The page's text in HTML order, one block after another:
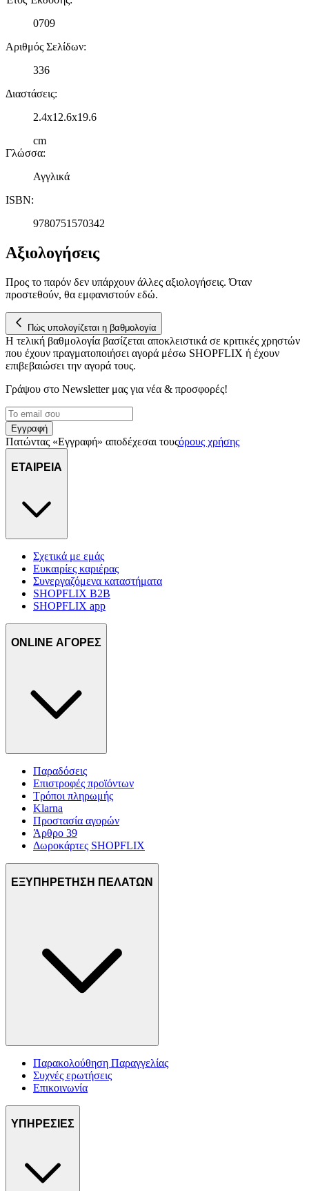
0709
Αριθμός Σελίδων:
336
Διαστάσεις:
2.4x12.6x19.6
cm
Γλώσσα:
Αγγλικά
ISBN:
9780751570342
Αξιολογήσεις
Προς το παρόν δεν υπάρχουν άλλες αξιολογήσεις. Όταν
προστεθούν, θα εμφανιστούν εδώ.
Πώς υπολογίζεται η βαθμολογία
Η τελική βαθμολογία βασίζεται αποκλειστικά σε κριτικές χρηστών
που έχουν πραγματοποιήσει αγορά μέσω SHOPFLIX ή έχουν
επιβεβαιώσει την αγορά τους.
Γράψου στο Νewsletter μας για νέα & προσφορές!
Εγγραφή
Πατώντας «Εγγραφή» αποδέχεσαι τουςόρους χρήσης
ΕΤΑΙΡΕΙΑ
Σχετικά με εμάς
Ευκαιρίες καριέρας
Συνεργαζόμενα καταστήματα
SHOPFLIX B2B
SHOPFLIX app
ONLINE ΑΓΟΡΕΣ
Παραδόσεις
Επιστροφές προϊόντων
Τρόποι πληρωμής
Klarna
Προστασία αγορών
Άρθρο 39
Δωροκάρτες SHOPFLIX
ΕΞΥΠΗΡΕΤΗΣΗ ΠΕΛΑΤΩΝ
Παρακολούθηση Παραγγελίας
Συχνές ερωτήσεις
Επικοινωνία
ΥΠΗΡΕΣΙΕΣ